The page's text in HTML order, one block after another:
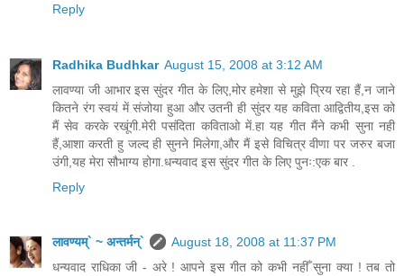
Reply
Radhika Budhkar August 15, 2008 at 3:12 AM
लावण्या जी आभार इस सुंदर गीत के लिए,मोर हमेशा से मुझे प्रिय रहा हैं,न जाने
कितने रंग स्वयं में संजोया हुआ और उतनी ही सुंदर यह कविता आद्वितीय,इस को
मैं सेव करके रखूंगी.मेरी पसंदिता कविताओ में.हा यह गीत मैंने कभी सुना नही
हैं,आशा करती हु जल्द ही सुनने मिलेगा,और मैं इसे विचित्र वीणा पर जरुर बजा
उंगी,यह मेरा सौभाग्य होगा.धन्यवाद इस सुंदर गीत के लिए पुनः:एक बार .
Reply
लावण्यम्` ~ अन्तर्मन्`
August 18, 2008 at 11:37 PM
धन्यवाद राधिका जी - अरे ! आपने इस गीत को कभी नहीँ सुना क्या ! तब तो